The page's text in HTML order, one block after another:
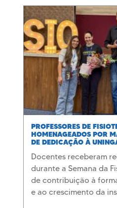
PROFESSORES DE
HOMENAGEADOS POR
DE DEDICAÇÃO À
Docentes receberam
durante a Semana da
de contribuição à
e ao crescimento da